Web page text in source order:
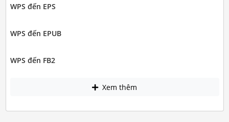
WPS đến EPS
WPS đến EPUB
WPS đến FB2
Xem thêm